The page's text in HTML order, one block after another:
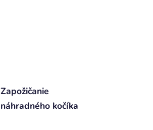
Zapožičanie
náhradného kočíka